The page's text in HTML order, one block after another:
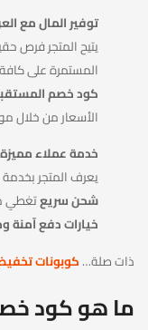
توفير المال مع
يتيح المتجر فرص
المستمرة على
كود خصم
الأسعار من خلال
خدمة عملاء
يعرف المتجر
شحن سريعتغطي
خيارات دفع آمنة
ذات صلة…كوبونات
ما هو كود